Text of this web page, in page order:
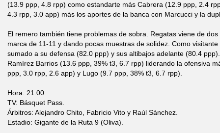
(13.9 ppp, 4.8 rpp) como estandarte más Cabrera (12.9 ppp, 2.4
4.3 rpp, 3.0 app) más los aportes de la banca con Marcucci y la
El remero también tiene problemas de sobra. Regatas viene de
marca de 11-11 y dando pocas muestras de solidez. Como
sumado a su defensa (82.0 ppp) y sus altibajos adelante (80.4
Ramírez Barrios (13.6 ppp, 39% t3, 6.7 rpp) liderando la ofensiva
ppp, 3.0 rpp, 2.6 app) y Lugo (9.7 ppp, 38% t3, 6.7 rpp).
Hora: 21.00
TV: Básquet Pass.
Árbitros: Alejandro Chito, Fabricio Vito y Raúl Sánchez.
Estadio: Gigante de la Ruta 9 (Oliva).